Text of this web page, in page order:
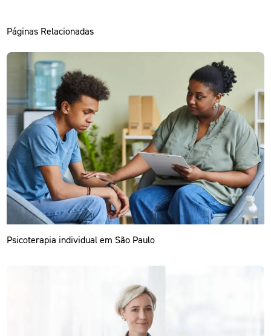
Páginas Relacionadas
Psicoterapia individual em São Paulo